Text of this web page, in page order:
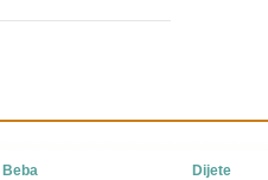
Beba Dijete